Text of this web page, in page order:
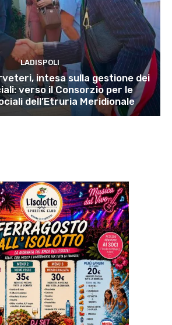
LADISPOLI
intesa sulla gestione dei
verso il Consorzio per le
dell’Etruria Meridionale